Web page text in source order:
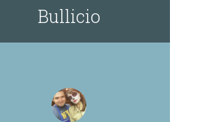
Bullicio